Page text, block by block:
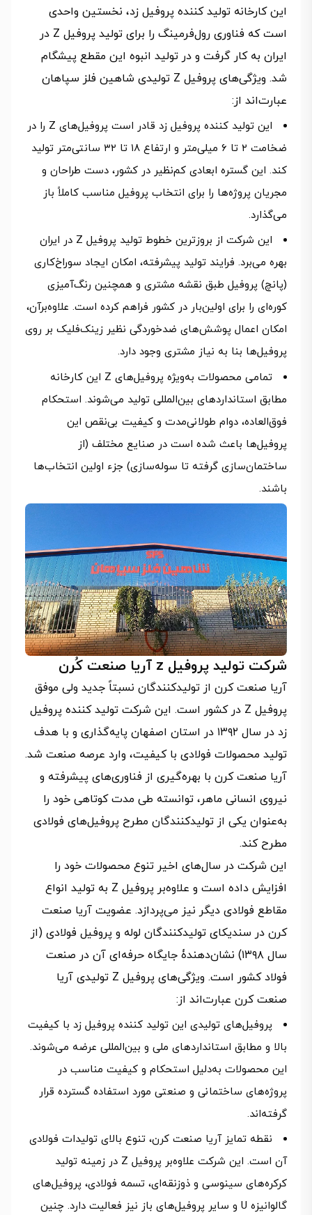
این کارخانه تولید کننده پروفیل زد، نخستین واحدی
است که فناوری رول‌فرمینگ را برای تولید پروفیل Z در
ایران به کار گرفت و در تولید انبوه این مقطع پیشگام
شد. ویژگی‌های پروفیل Z تولیدی شاهین فلز سپاهان
عبارت‌اند از:
این تولید کننده پروفیل زد قادر است پروفیل‌های Z را در
ضخامت ۲ تا ۶ میلی‌متر و ارتفاع ۱۸ تا ۳۲ سانتی‌متر تولید
کند. این گستره ابعادی کم‌نظیر در کشور، دست طراحان و
مجریان پروژه‌ها را برای انتخاب پروفیل مناسب کاملاً باز
می‌گذارد.
این شرکت از بروزترین خطوط تولید پروفیل Z در ایران
بهره می‌برد. فرایند تولید پیشرفته، امکان ایجاد سوراخ‌کاری
(پانچ) پروفیل طبق نقشه مشتری و همچنین رنگ‌آمیزی
کوره‌ای را برای اولین‌بار در کشور فراهم کرده است. علاوه‌برآن،
امکان اعمال پوشش‌های ضدخوردگی نظیر زینک‌فلیک بر روی
پروفیل‌ها بنا به نیاز مشتری وجود دارد.
تمامی محصولات به‌ویژه پروفیل‌های Z این کارخانه
مطابق استانداردهای بین‌المللی تولید می‌شوند. استحکام
فوق‌العاده، دوام طولانی‌مدت و کیفیت بی‌نقص این
پروفیل‌ها باعث شده است در صنایع مختلف (از
ساختمان‌سازی گرفته تا سوله‌سازی) جزء اولین انتخاب‌ها
باشند.
شرکت تولید پروفیل z آریا صنعت کُرن
آریا صنعت کرن از تولیدکنندگان نسبتاً جدید ولی موفق
پروفیل Z در کشور است. این شرکت تولید کننده پروفیل
زد در سال ۱۳۹۲ در استان اصفهان پایه‌گذاری و با هدف
تولید محصولات فولادی با کیفیت، وارد عرصه صنعت شد.
آریا صنعت کرن با بهره‌گیری از فناوری‌های پیشرفته و
نیروی انسانی ماهر، توانسته طی مدت کوتاهی خود را
به‌عنوان یکی از تولیدکنندگان مطرح پروفیل‌های فولادی
مطرح کند.
این شرکت در سال‌های اخیر تنوع محصولات خود را
افزایش داده است و علاوه‌بر پروفیل Z به تولید انواع
مقاطع فولادی دیگر نیز می‌پردازد. عضویت آریا صنعت
کرن در سندیکای تولیدکنندگان لوله و پروفیل فولادی (از
سال ۱۳۹۸) نشان‌دهندۀ جایگاه حرفه‌ای آن در صنعت
فولاد کشور است. ویژگی‌های پروفیل Z تولیدی آریا
صنعت کرن عبارت‌اند از:
پروفیل‌های تولیدی این تولید کننده پروفیل زد با کیفیت
بالا و مطابق استانداردهای ملی و بین‌المللی عرضه می‌شوند.
این محصولات به‌دلیل استحکام و کیفیت مناسب در
پروژه‌های ساختمانی و صنعتی مورد استفاده گسترده قرار
گرفته‌اند.
نقطه تمایز آریا صنعت کرن، تنوع بالای تولیدات فولادی
آن است. این شرکت علاوه‌بر پروفیل Z در زمینه تولید
کرکره‌های سینوسی و ذوزنقه‌ای، تسمه فولادی، پروفیل‌های
گالوانیزه U و سایر پروفیل‌های باز نیز فعالیت دارد. چنین